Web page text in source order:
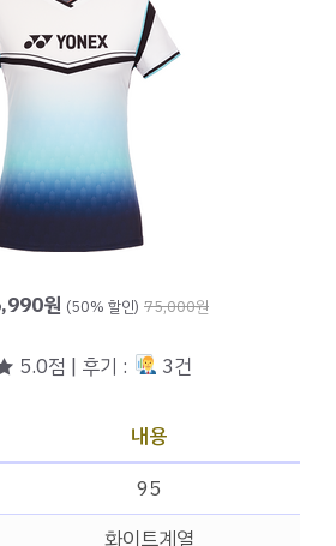
원 (50% 할인) 75,000원
5.0점 | 후기 : 3건
내용
95
화이트계열